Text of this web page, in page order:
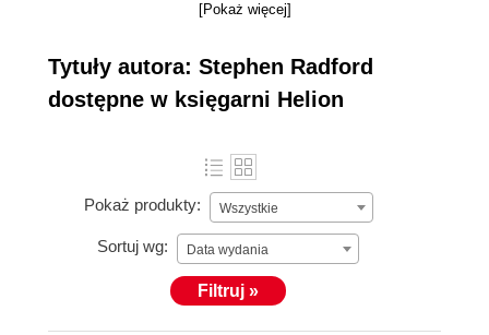
[Pokaż więcej]
Tytuły autora: Stephen Radford
dostępne w księgarni Helion
Pokaż produkty: Wszystkie
Sortuj wg: Data wydania
Filtruj »